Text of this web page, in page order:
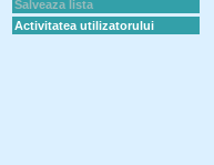
Salveaza lista
Activitatea utilizatorului